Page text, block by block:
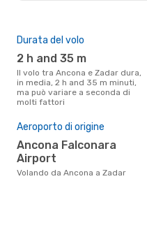
Durata del volo
2 h and 35 m
Il volo tra Ancona e Zadar dura,
in media, 2 h and 35 m minuti,
ma può variare a seconda di
molti fattori
Aeroporto di origine
Ancona Falconara
Airport
Volando da Ancona a Zadar